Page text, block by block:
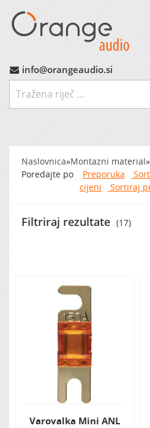
Avtoradio
Avtozvočniki
MP3 Vmesniki
Zvočna izolacija
info@orangeaudio.si
Naslovnica»Montazni material»
Poredajte po
Preporuka
cijeni
Sortiraj
Filtriraj rezultate (17)
Varovalka Mini ANL